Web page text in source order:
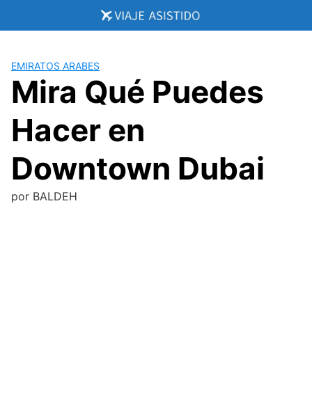
EMIRATOS ARABES
Mira Qué Puedes
Hacer en
Downtown Dubai
por BALDEH